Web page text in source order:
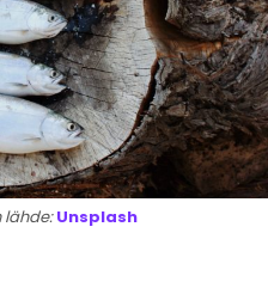
lähde: Unsplash